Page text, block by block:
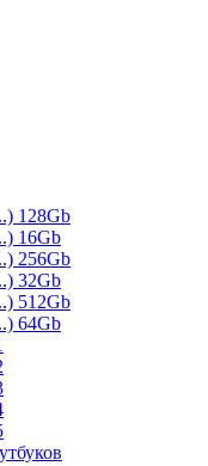
128Gb
16Gb
256Gb
32Gb
512Gb
64Gb